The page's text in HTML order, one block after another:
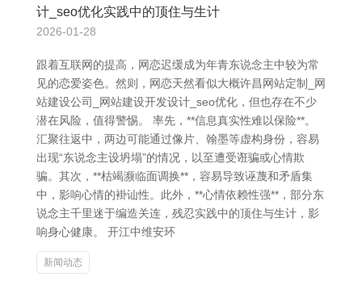
计_seo优化实践中的顶住与生计
2026-01-28
跟着互联网的提高，网恋迟缓成为年青东说念主中较为常
见的恋爱姿色。然则，网恋天然看似大概许昌网站定制_网
站建设公司_网站建设开发设计_seo优化，但也存在不少
潜在风险，值得警惕。 率先，**信息真实性难以保险**。
汇聚往返中，两边可能通过像片、翰墨等虚构身份，容易
出现“东说念主设坍塌”的情况，以至遭受诳骗或心情欺
骗。其次，**枯竭濒临面调换**，容易导致诬蔑和矛盾集
中，影响心情的褂讪性。此外，**心情依赖性强**，部分东
说念主千里迷于编造关连，残忍实践中的顶住与生计，影
响身心健康。 开江中维安环
新闻动态